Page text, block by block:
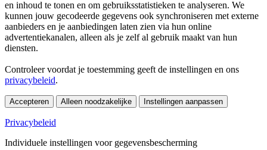
en inhoud te tonen en om gebruiksstatistieken te analyseren. We
kunnen jouw gecodeerde gegevens ook synchroniseren met externe
aanbieders en je aanbiedingen laten zien via hun online
advertentiekanalen, alleen als je zelf al gebruik maakt van hun
diensten.
Controleer voordat je toestemming geeft de instellingen en ons
privacybeleid.
Accepteren Alleen noodzakelijke Instellingen aanpassen
Privacybeleid
Individuele instellingen voor gegevensbescherming